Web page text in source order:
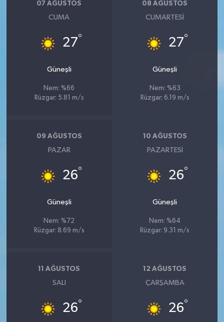
07 AĞUSTOS
CUMA
27°
Güneşli
Nem: %66
Rüzgar: 5.81 m/s
08 AĞUSTOS
CUMARTESI
27°
Güneşli
Nem: %63
Rüzgar: 6.19 m/s
09 AĞUSTOS
PAZAR
26°
Güneşli
Nem: %72
Rüzgar: 8.69 m/s
10 AĞUSTOS
PAZARTESI
26°
Güneşli
Nem: %64
Rüzgar: 9.31 m/s
11 AĞUSTOS
SALI
26°
12 AĞUSTOS
ÇARŞAMBA
26°